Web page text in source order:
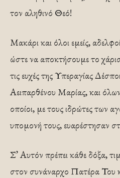
τον αληθινό Θεό!
Μακάρι και όλοι εμείς,
ώστε να αποκτήσουμε το
τις ευχές της Υπεραγίας
Αειπαρθένου Μαρίας, και
οποίοι, με τους ιδρώτες των
υπομονή τους, ευαρέστησαν
Σ’ Αυτόν πρέπει κάθε δόξα,
στον συνάναρχο Πατέρα Του